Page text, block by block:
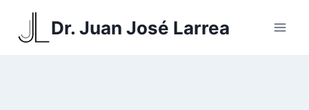
Saltar
Dr. Juan José Larrea